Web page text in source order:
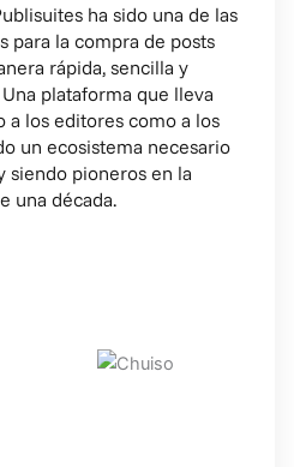
ha sido una de las
para la compra de posts
rápida, sencilla y
plataforma que lleva
a los editores como a los
un ecosistema necesario
siendo pioneros en la
una década.